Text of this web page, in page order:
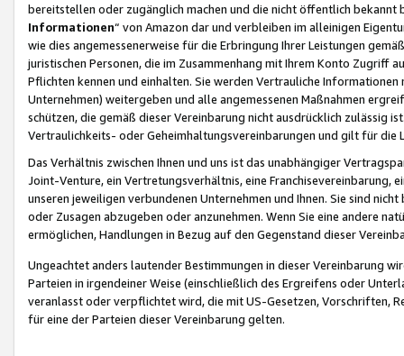
bereitstellen oder zugänglich machen und die nicht öffentlich
Informationen“ von Amazon dar und verbleiben im alleinigen
wie dies angemessenerweise für die Erbringung Ihrer Leistungen
juristischen Personen, die im Zusammenhang mit Ihrem Konto
Pflichten kennen und einhalten. Sie werden Vertrauliche
Unternehmen) weitergeben und alle angemessenen Maßnahmen
schützen, die gemäß dieser Vereinbarung nicht ausdrücklich zulässig
Vertraulichkeits- oder Geheimhaltungsvereinbarungen und gilt für die
Das Verhältnis zwischen Ihnen und uns ist das unabhängiger
Joint-Venture, ein Vertretungsverhältnis, eine Franchisevereinbarung,
unseren jeweiligen verbundenen Unternehmen und Ihnen. Sie sind
oder Zusagen abzugeben oder anzunehmen. Wenn Sie eine andere
ermöglichen, Handlungen in Bezug auf den Gegenstand dieser
Ungeachtet anders lautender Bestimmungen in dieser Vereinbarung
Parteien in irgendeiner Weise (einschließlich des Ergreifens oder
veranlasst oder verpflichtet wird, die mit US-Gesetzen, Vorschriften,
für eine der Parteien dieser Vereinbarung gelten.